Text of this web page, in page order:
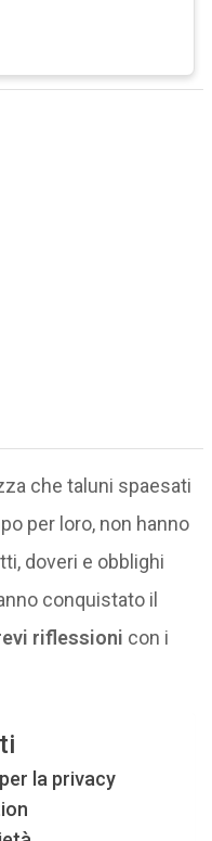
che taluni spaesati
per loro, non hanno
doveri e obblighi
conquistato il
riflessioni con i
la privacy